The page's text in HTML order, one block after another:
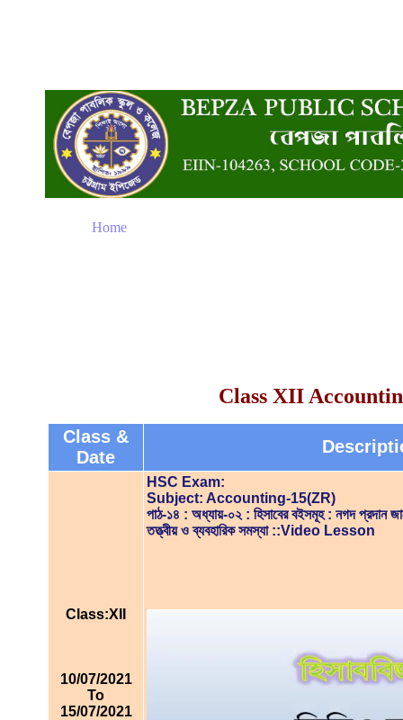
Home
Class XII
Class &
Date
Class:XII
10/07/2021
To
15/07/2021
HSC Exam:
Subject: Accounting-15(ZR)
পাঠ-১৪ : অধ্যায়-০২ : হিসাবের বইসমূহ : নগদ প্রদান
তত্ত্বীয় ও ব্যবহারিক সমস্যা ::Video Lesson